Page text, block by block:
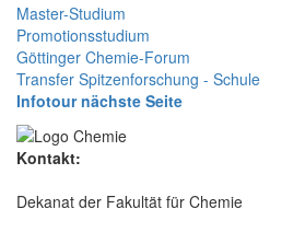
Master-Studium
Promotionsstudium
Göttinger Chemie-Forum
Transfer Spitzenforschung - Schule
Infotour nächste Seite
Kontakt:
Dekanat der Fakultät für Chemie